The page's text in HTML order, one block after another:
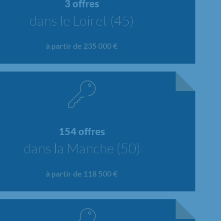
3 offres
dans le Loiret (45)
à partir de 235 000 €
154 offres
dans la Manche (50)
à partir de 118 500 €